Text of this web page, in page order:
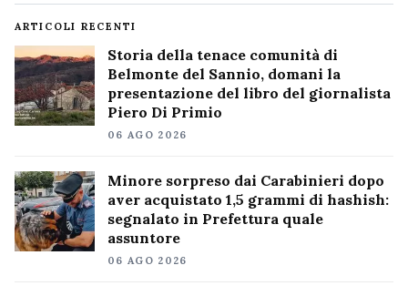
ARTICOLI RECENTI
Storia della tenace comunità di
Belmonte del Sannio, domani la
presentazione del libro del giornalista
Piero Di Primio
06 AGO 2026
Minore sorpreso dai Carabinieri dopo
aver acquistato 1,5 grammi di hashish:
segnalato in Prefettura quale
assuntore
06 AGO 2026